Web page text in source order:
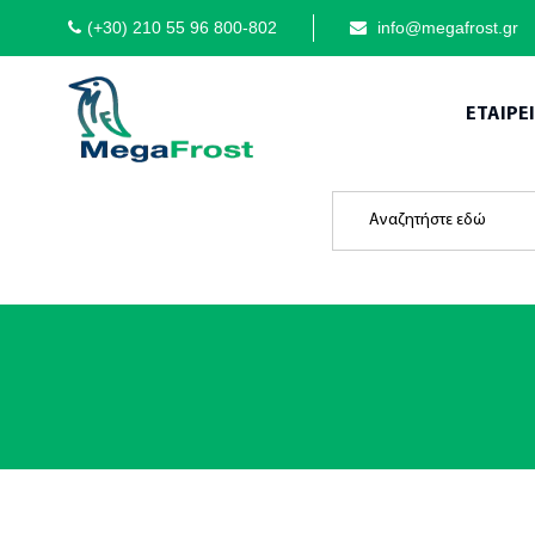
(+30) 210 55 96 800-802 info@megafrost.gr